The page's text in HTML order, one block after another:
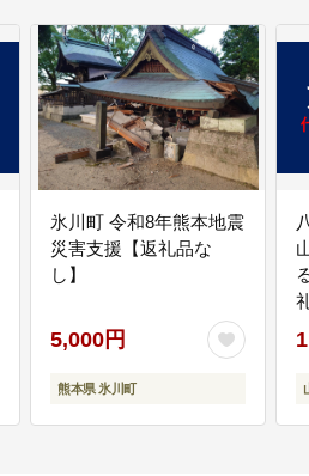
氷川町 令和8年熊本地震
災害支援【返礼品な
し】
5,000円
熊本県 氷川町